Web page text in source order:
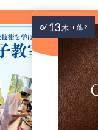
8/ 13木 + 他 2